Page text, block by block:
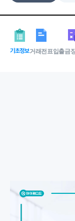
기초정보거래전표입출금